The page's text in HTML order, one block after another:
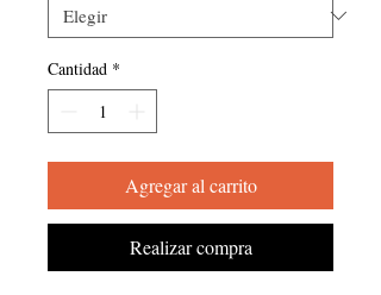
Cantidad *
Agregar al carrito
Realizar compra